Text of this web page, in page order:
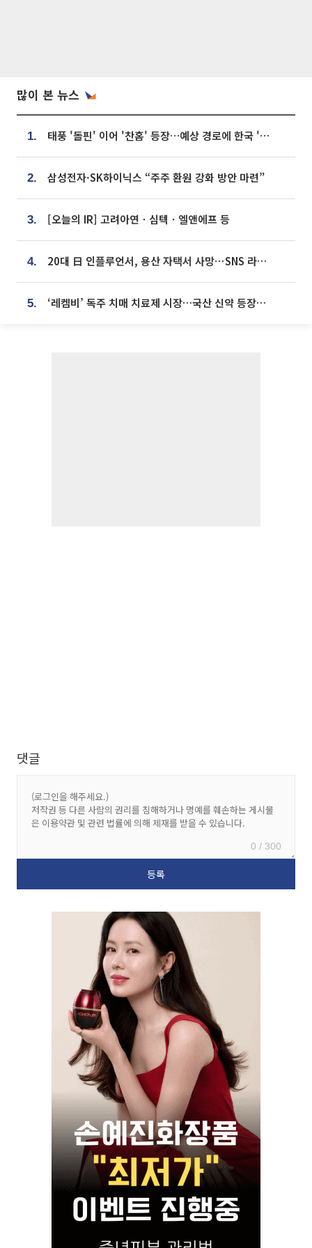
많이 본 뉴스
1. 태풍 '돌핀' 이어 '찬홈' 등장…예상 경로에 한국 '한숨'
2. 삼성전자·SK하이닉스 “주주 환원 강화 방안 마련”
3. [오늘의 IR] 고려아연ㆍ심텍ㆍ엘앤에프 등
4. 20대 日 인플루언서, 용산 자택서 사망⋯SNS 라방 중 숨져
5. ‘레켐비’ 독주 치매 치료제 시장…국산 신약 등장하나
댓글
0 / 300